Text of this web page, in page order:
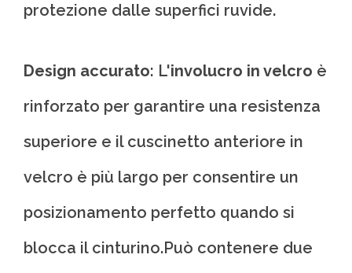
protezione dalle superfici ruvide.
Design accurato: L'involucro in velcro è
rinforzato per garantire una resistenza
superiore e il cuscinetto anteriore in
velcro è più largo per consentire un
posizionamento perfetto quando si
blocca il cinturino.Può contenere due